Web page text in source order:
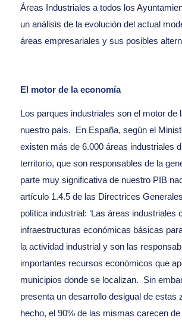
Áreas Industriales a todos los
un análisis de la evolución del actual
áreas empresariales y sus posibles
El motor de la economía
Los parques industriales son el motor de
nuestro país. En España, según el
existen más de 6.000 áreas industriales
territorio, que son responsables de la
parte muy significativa de nuestro PIB
artículo 1.4.5 de las Directrices
política industrial: ‘Las áreas industriales
infraestructuras económicas básicas
la actividad industrial y son las
importantes recursos económicos que
municipios donde se localizan. Sin
presenta un desarrollo desigual de estas
hecho, el 90% de las mismas carecen de